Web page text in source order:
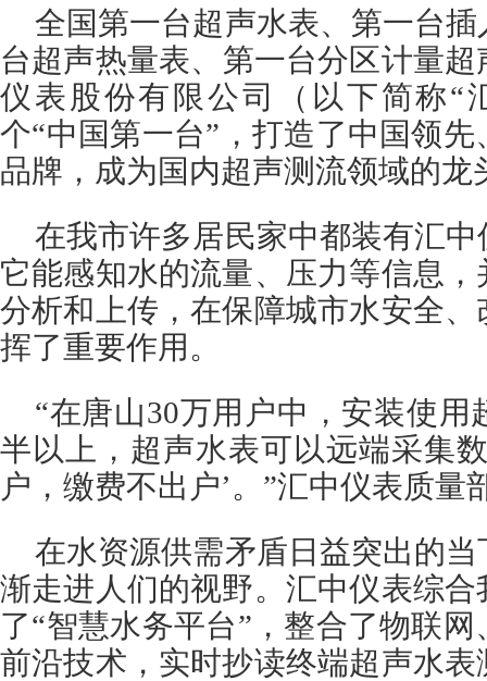
全国第一台超声水表、第一台
台超声热量表、第一台分区计量
仪表股份有限公司（以下简称“
个“中国第一台”，打造了中国领
品牌，成为国内超声测流领域的龙
在我市许多居民家中都装有汇
它能感知水的流量、压力等信息
分析和上传，在保障城市水安全
挥了重要作用。
“在唐山30万用户中，安装使
半以上，超声水表可以远端采集
户，缴费不出户’。”汇中仪表质量
在水资源供需矛盾日益突出的
渐走进人们的视野。汇中仪表综
了“智慧水务平台”，整合了物联
前沿技术，实时抄读终端超声水